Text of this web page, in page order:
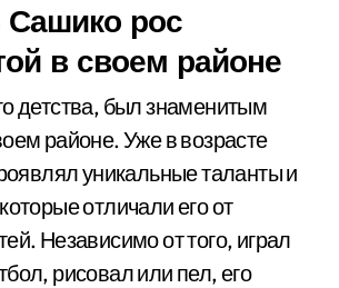
Сашико рос
в своем районе
детства, был знаменитым
районе. Уже в возрасте
уникальные таланты и
отличали его от
Независимо от того, играл
рисовал или пел, его